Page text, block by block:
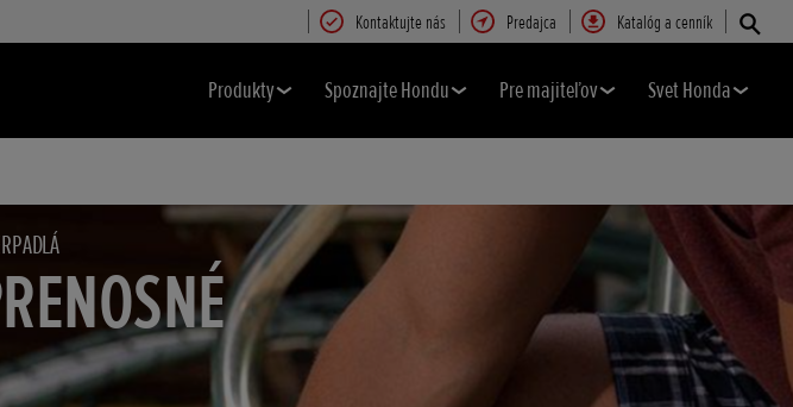
Kontaktujte nás Predajca Katalóg a cenník
Produkty Spoznajte Hondu Pre majiteľov Svet Honda